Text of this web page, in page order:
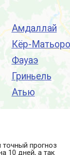
Амдаллай
Кёр-Матьоро
Фауаэ
Гриньель
Атью
прогноз
10 дней, а так